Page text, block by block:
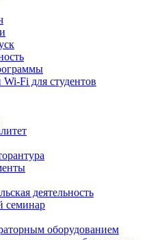
Fi для студентов
деятельность
семинар
оборудованием